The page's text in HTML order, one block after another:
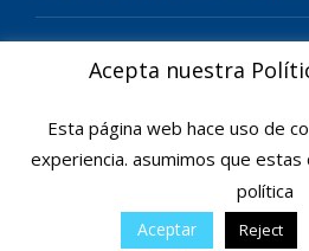
© 2025 Ofertas Ortopedia · Todos los
Espana
Acepta nuestra
Esta página web hace uso de
experiencia. asumimos que
política
Aceptar Reject